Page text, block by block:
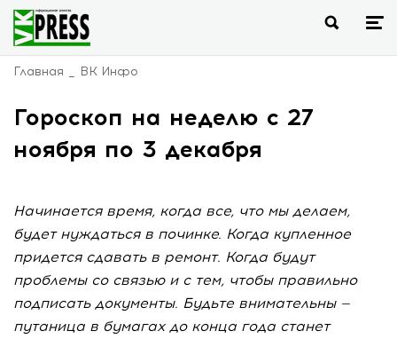
Главная ВК Инфо
Гороскоп на неделю с 27
ноября по 3 декабря
Начинается время, когда все, что мы делаем,
будет нуждаться в починке. Когда купленное
придется сдавать в ремонт. Когда будут
проблемы со связью и с тем, чтобы правильно
подписать документы. Будьте внимательны —
путаница в бумагах до конца года станет